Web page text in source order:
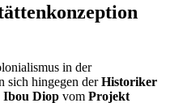
in der
sich hingegen derHistoriker
Ibou Diop vom Projekt